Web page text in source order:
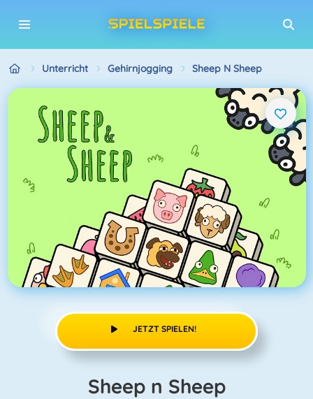
Unterricht Gehirnjogging Sheep N Sheep
JETZT SPIELEN!
Sheep n Sheep